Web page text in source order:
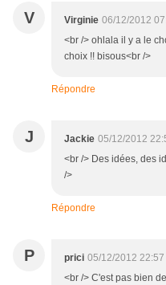
V Virginie 06/12/2012
<br /> ohlala il y a le
choix !! bisous<br />
Répondre
J Jackie 05/12/2012
<br /> Des idées, des
/>
Répondre
P prici 05/12/2012 22:57
<br /> C'est pas bien